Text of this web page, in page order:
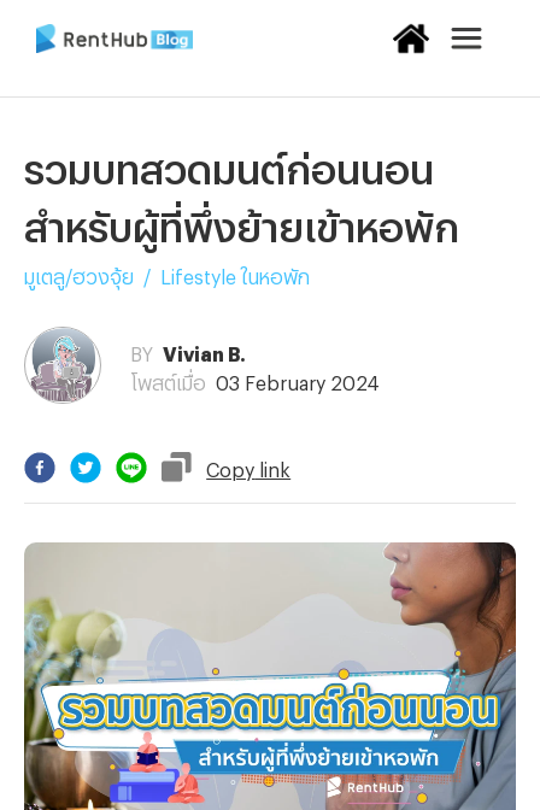
รวมบทสวดมนต์ก่อนนอน
สำหรับผู้ที่พึ่งย้ายเข้าหอพัก
มูเตลู/ฮวงจุ้ย / Lifestyle ในหอพัก
BY
Vivian B.
โพสต์เมื่อ
03 February 2024
Copy link